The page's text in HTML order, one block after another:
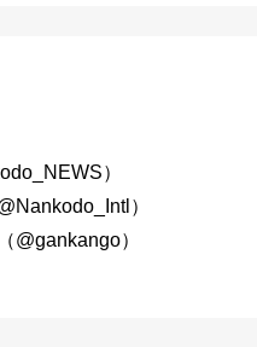
）
）
@gankango）